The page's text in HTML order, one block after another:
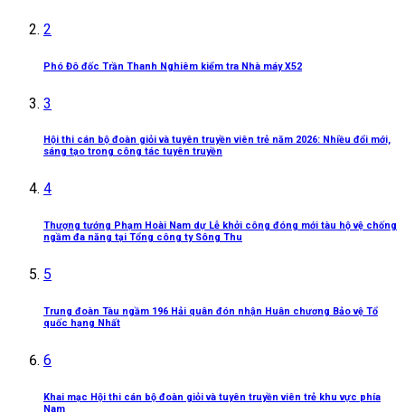
2
Phó Đô đốc Trần Thanh Nghiêm kiểm tra Nhà máy X52
3
Hội thi cán bộ đoàn giỏi và tuyên truyền viên trẻ năm 2026: Nhiều đổi mới,
sáng tạo trong công tác tuyên truyền
4
Thượng tướng Phạm Hoài Nam dự Lễ khởi công đóng mới tàu hộ vệ chống
ngầm đa năng tại Tổng công ty Sông Thu
5
Trung đoàn Tàu ngầm 196 Hải quân đón nhận Huân chương Bảo vệ Tổ
quốc hạng Nhất
6
Khai mạc Hội thi cán bộ đoàn giỏi và tuyên truyền viên trẻ khu vực phía
Nam